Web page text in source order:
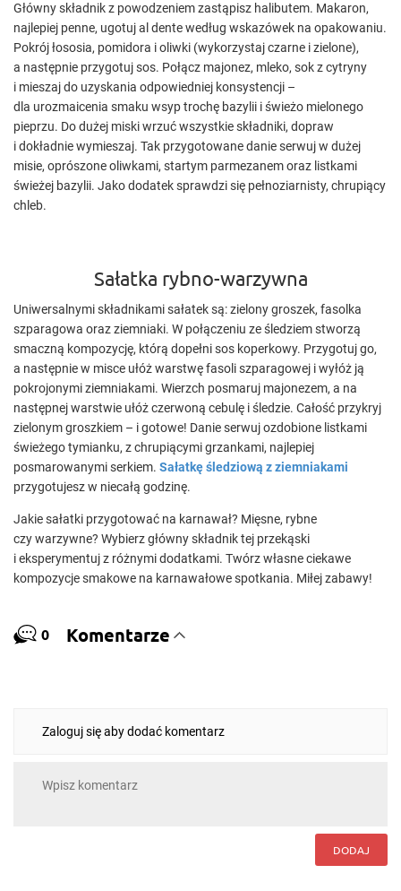
Główny składnik z powodzeniem zastąpisz halibutem. Makaron,
najlepiej penne, ugotuj al dente według wskazówek na opakowaniu.
Pokrój łososia, pomidora i oliwki (wykorzystaj czarne i zielone),
a następnie przygotuj sos. Połącz majonez, mleko, sok z cytryny
i mieszaj do uzyskania odpowiedniej konsystencji –
dla urozmaicenia smaku wsyp trochę bazylii i świeżo mielonego
pieprzu. Do dużej miski wrzuć wszystkie składniki, dopraw
i dokładnie wymieszaj. Tak przygotowane danie serwuj w dużej
misie, oprószone oliwkami, startym parmezanem oraz listkami
świeżej bazylii. Jako dodatek sprawdzi się pełnoziarnisty, chrupiący
chleb.
Sałatka rybno-warzywna
Uniwersalnymi składnikami sałatek są: zielony groszek, fasolka
szparagowa oraz ziemniaki. W połączeniu ze śledziem stworzą
smaczną kompozycję, którą dopełni sos koperkowy. Przygotuj go,
a następnie w misce ułóż warstwę fasoli szparagowej i wyłóż ją
pokrojonymi ziemniakami. Wierzch posmaruj majonezem, a na
następnej warstwie ułóż czerwoną cebulę i śledzie. Całość przykryj
zielonym groszkiem – i gotowe! Danie serwuj ozdobione listkami
świeżego tymianku, z chrupiącymi grzankami, najlepiej
posmarowanymi serkiem. Sałatkę śledziową z ziemniakami
przygotujesz w niecałą godzinę.
Jakie sałatki przygotować na karnawał? Mięsne, rybne
czy warzywne? Wybierz główny składnik tej przekąski
i eksperymentuj z różnymi dodatkami. Twórz własne ciekawe
kompozycje smakowe na karnawałowe spotkania. Miłej zabawy!
0 Komentarze
Zaloguj się aby dodać komentarz
DODAJ